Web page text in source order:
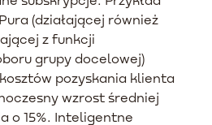
(działającej również
z funkcji
grupy docelowej)
pozyskania klienta
wzrost średniej
o 15%. Inteligentne